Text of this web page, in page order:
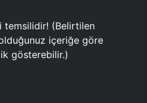
temsilidir! (Belirtilen
içeriğe göre
gösterebilir.)